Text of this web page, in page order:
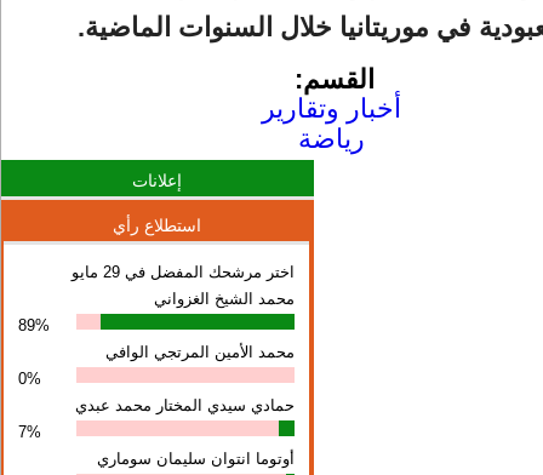
في موريتانيا خلال السنوات الماضية.
القسم:
أخبار وتقارير
رياضة
إعلانات
استطلاع رأي
اختر مرشحك المفضل في 29 مايو
محمد الشيخ الغزواني
89%
محمد الأمين المرتجي الوافي
0%
حمادي سيدي المختار محمد عبدي
7%
أوتوما انتوان سلیمان سوماري